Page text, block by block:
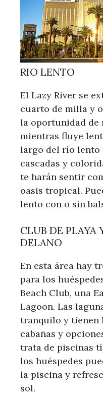
RIO LENTO
El Lazy River se
cuarto de milla y
la oportunidad de
mientras fluye
largo del río lento
cascadas y
te harán sentir
oasis tropical.
lento con o sin
CLUB DE PLAYA
DELANO
En esta área hay
para los
Beach Club, una
Lagoon. Las
tranquilo y tienen
cabañas y
trata de piscinas
los huéspedes
la piscina y
sol.